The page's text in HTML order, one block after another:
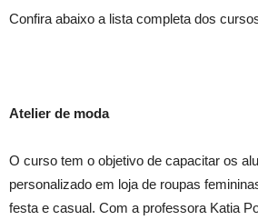
Confira abaixo a lista completa dos
Atelier de moda
O curso tem o objetivo de capacitar os
personalizado em loja de roupas
festa e casual. Com a professora Katia